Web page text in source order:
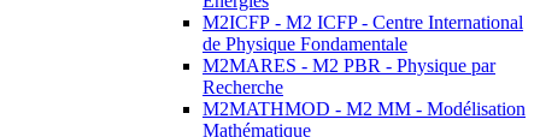
M2ICFP - M2 ICFP - Centre International
de Physique Fondamentale
M2MARES - M2 PBR - Physique par
Recherche
M2MATHMOD - M2 MM - Modélisation
Mathématique